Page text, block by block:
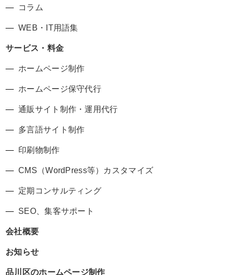
コラム
WEB・IT用語集
サービス・料金
ホームページ制作
ホームページ保守代行
通販サイト制作・運用代行
多言語サイト制作
印刷物制作
CMS（WordPress等）カスタマイズ
定期コンサルティング
SEO、集客サポート
会社概要
お知らせ
品川区のホームページ制作